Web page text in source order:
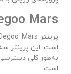
Mars
است. این پرینتر
به‌طور کلی دسترسی
است.